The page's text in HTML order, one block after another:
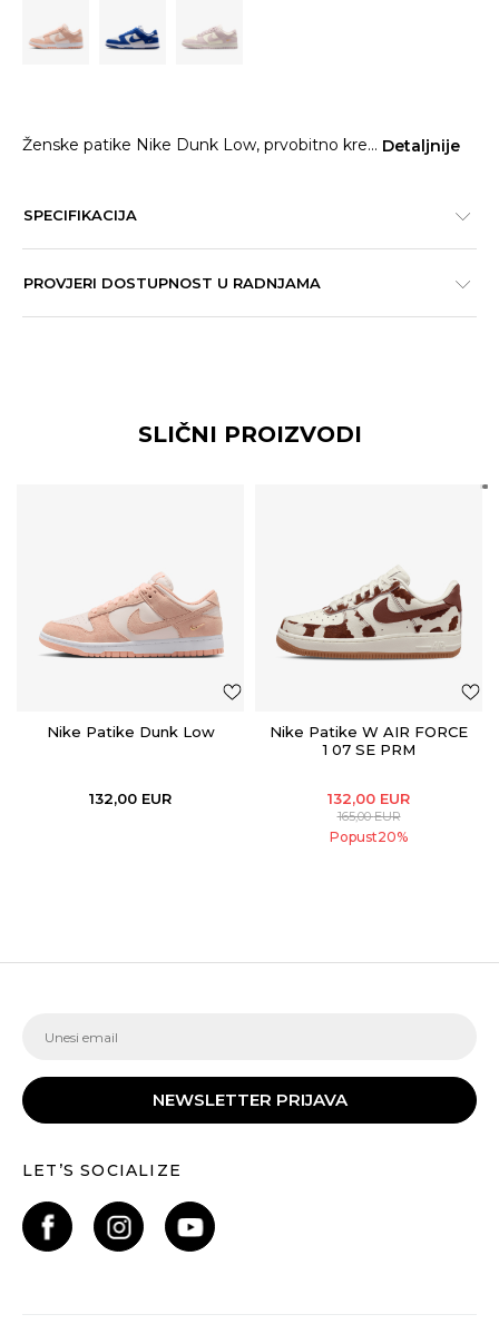
Ženske patike Nike Dunk Low, prvobitno kre... Detaljnije
SPECIFIKACIJA
PROVJERI DOSTUPNOST U RADNJAMA
SLIČNI PROIZVODI
Nike Patike Dunk Low
132,00 EUR
Nike Patike W AIR FORCE
1 07 SE PRM
132,00 EUR
165,00EUR
Popust20%
NEWSLETTER PRIJAVA
LET’S SOCIALIZE